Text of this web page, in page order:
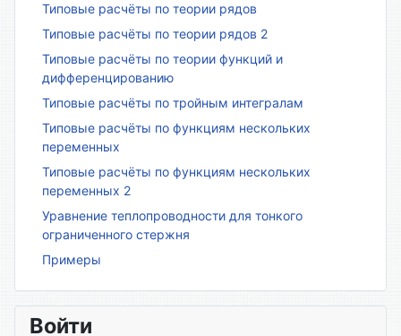
Типовые расчёты по теории рядов
Типовые расчёты по теории рядов 2
Типовые расчёты по теории функций и
дифференцированию
Типовые расчёты по тройным интегралам
Типовые расчёты по функциям нескольких
переменных
Типовые расчёты по функциям нескольких
переменных 2
Уравнение теплопроводности для тонкого
ограниченного стержня
Примеры
Войти